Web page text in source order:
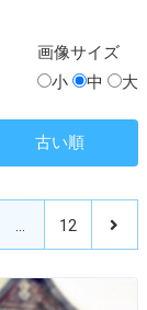
画像サイズ
小
中 大
古い順
… 12